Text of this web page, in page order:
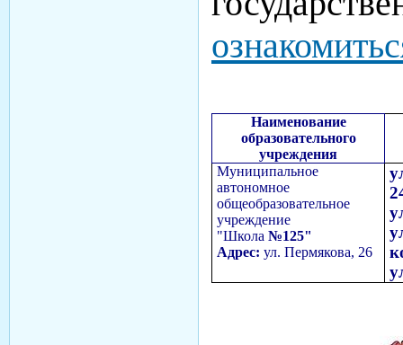
Наименование
образовательного
учреждения
Муниципальное
автономное
общеобразовательное
учреждение
"Школа №125"
Адрес: ул. Пермякова, 26